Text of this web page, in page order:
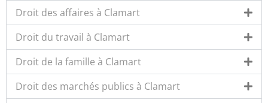
Droit des affaires à Clamart
Droit du travail à Clamart
Droit de la famille à Clamart
Droit des marchés publics à Clamart